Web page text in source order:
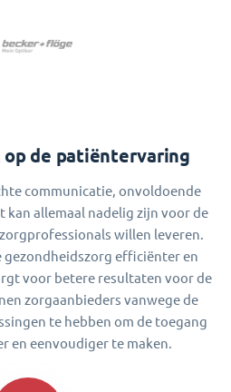
op de patiëntervaring
communicatie, onvoldoende
kan allemaal nadelig zijn voor de
willen leveren.
efficiënter en
voor betere resultaten voor de
zorgaanbieders vanwege de
te hebben om de toegang
en eenvoudiger te maken.